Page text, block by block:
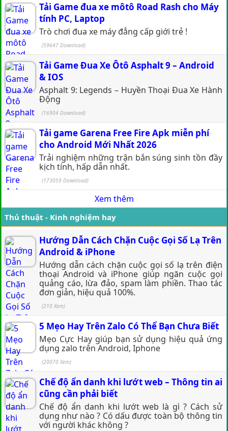
Tải Game đua xe môtô Road Rash cho Máy
tính PC, Laptop
Trò chơi đua xe máy đẳng cấp giới trẻ !
(59647 Download)
Tải Game Đua Xe Ôtô Asphalt 9 – Android
& IOS
Asphalt 9: Legends – Huyền Thoại Đua Xe Hành
Động
(16904 Download)
Tải game Garena Free Fire Apk miễn phí
cho Android Mới Nhất 2026
Trải nghiệm những trận bắn súng sinh tồn đầy
kịch tính, hấp dẫn nhất.
(173059 Download)
Xem thêm
Thủ thuật - Kinh nghiệm hay
Hướng Dẫn Cách Chặn Cuộc Gọi Số Lạ Trên
Android & iPhone
Hướng dẫn cách chặn cuộc gọi số lạ trên điện
thoại Android và iPhone giúp ngăn cuộc gọi
quảng cáo, lừa đảo, spam làm phiền. Thao tác
đơn giản, hiệu quả 100%.
(210 Xem)
5 Mẹo Hay Trên Zalo Có Thể Bạn Chưa Biết
Mẹo Cực Hay giúp bạn sử dụng hiệu quả ứng
dụng zalo trên Android, Iphone
(20070 Xem)
Chế độ ẩn danh khi lướt web – Thông tin ai
cũng cần phải biết
Chế độ ẩn danh khi lướt web là gì ? Cách sử
dụng như nào ? Có dấu được toàn bộ thông tin
với người khác không ?